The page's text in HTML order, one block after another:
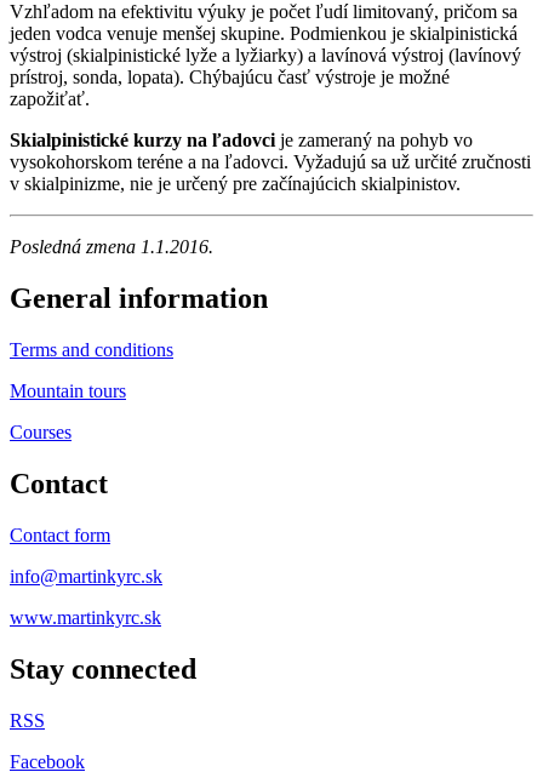
Vzhľadom na efektivitu výuky je počet ľudí limitovaný, pričom sa
jeden vodca venuje menšej skupine. Podmienkou je skialpinistická
výstroj (skialpinistické lyže a lyžiarky) a lavínová výstroj (lavínový
prístroj, sonda, lopata). Chýbajúcu časť výstroje je možné
zapožiťať.
Skialpinistické kurzy na ľadovci je zameraný na pohyb vo
vysokohorskom teréne a na ľadovci. Vyžadujú sa už určité zručnosti
v skialpinizme, nie je určený pre začínajúcich skialpinistov.
Posledná zmena 1.1.2016.
General information
Terms and conditions
Mountain tours
Courses
Contact
Contact form
info@martinkyrc.sk
www.martinkyrc.sk
Stay connected
RSS
Facebook